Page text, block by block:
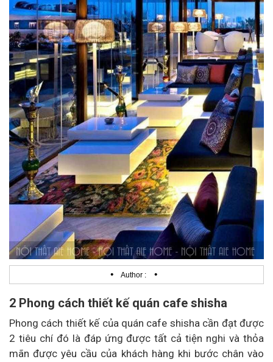
• Author : •
2 Phong cách thiết kế quán cafe shisha
Phong cách thiết kế của quán cafe shisha cần đạt được
2 tiêu chí đó là đáp ứng được tất cả tiện nghi và thỏa
mãn được yêu cầu của khách hàng khi bước chân vào